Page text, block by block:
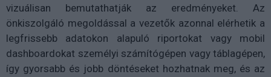
vizuálisan bemutathatják az eredményeket. Az
önkiszolgáló megoldással a vezetők azonnal elérhetik a
legfrissebb adatokon alapuló riportokat vagy mobil
dashboardokat személyi számítógépen vagy táblagépen,
így gyorsabb és jobb döntéseket hozhatnak meg, és az